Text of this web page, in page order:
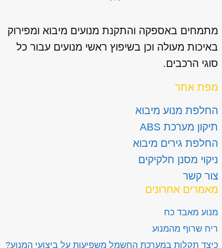
מתמחים באספקה והתקנת מנועים מיבוא ומפירוק
באיכות מעולה וכן בשיפוץ ראשי מנועים עבור כל
סוגי הרכבים.
מפת אתר
החלפת מנוע מיבוא
תיקון מערכת ABS
החלפת גירים מיבוא
ניקוי מסנן חלקיקים
צור קשר
מאמרים אחרונים
מנוע מאבד כח
ריח שרוף מהמנוע
כיצד תקלות במערכת החשמל משפיעות על ביצועי המנוע?